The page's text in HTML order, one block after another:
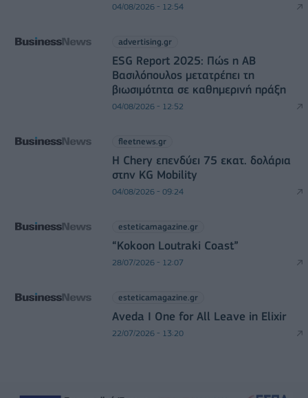
04/08/2026 - 12:54
advertising.gr
ESG Report 2025: Πώς η ΑΒ
Βασιλόπουλος μετατρέπει τη
βιωσιμότητα σε καθημερινή πράξη
04/08/2026 - 12:52
fleetnews.gr
Η Chery επενδύει 75 εκατ. δολάρια
στην KG Mobility
04/08/2026 - 09:24
esteticamagazine.gr
“Kokoon Loutraki Coast”
28/07/2026 - 12:07
esteticamagazine.gr
Aveda I One for All Leave in Elixir
22/07/2026 - 13:20